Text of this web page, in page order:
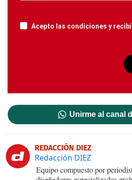
Acepto las condiciones y
Unirme al canal
REDACCIÓN DIEZ
Redacción DIEZ
Equipo compuesto por